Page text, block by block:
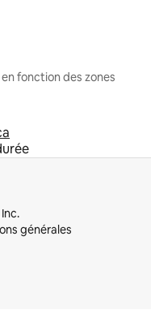
fonction des zones
générales